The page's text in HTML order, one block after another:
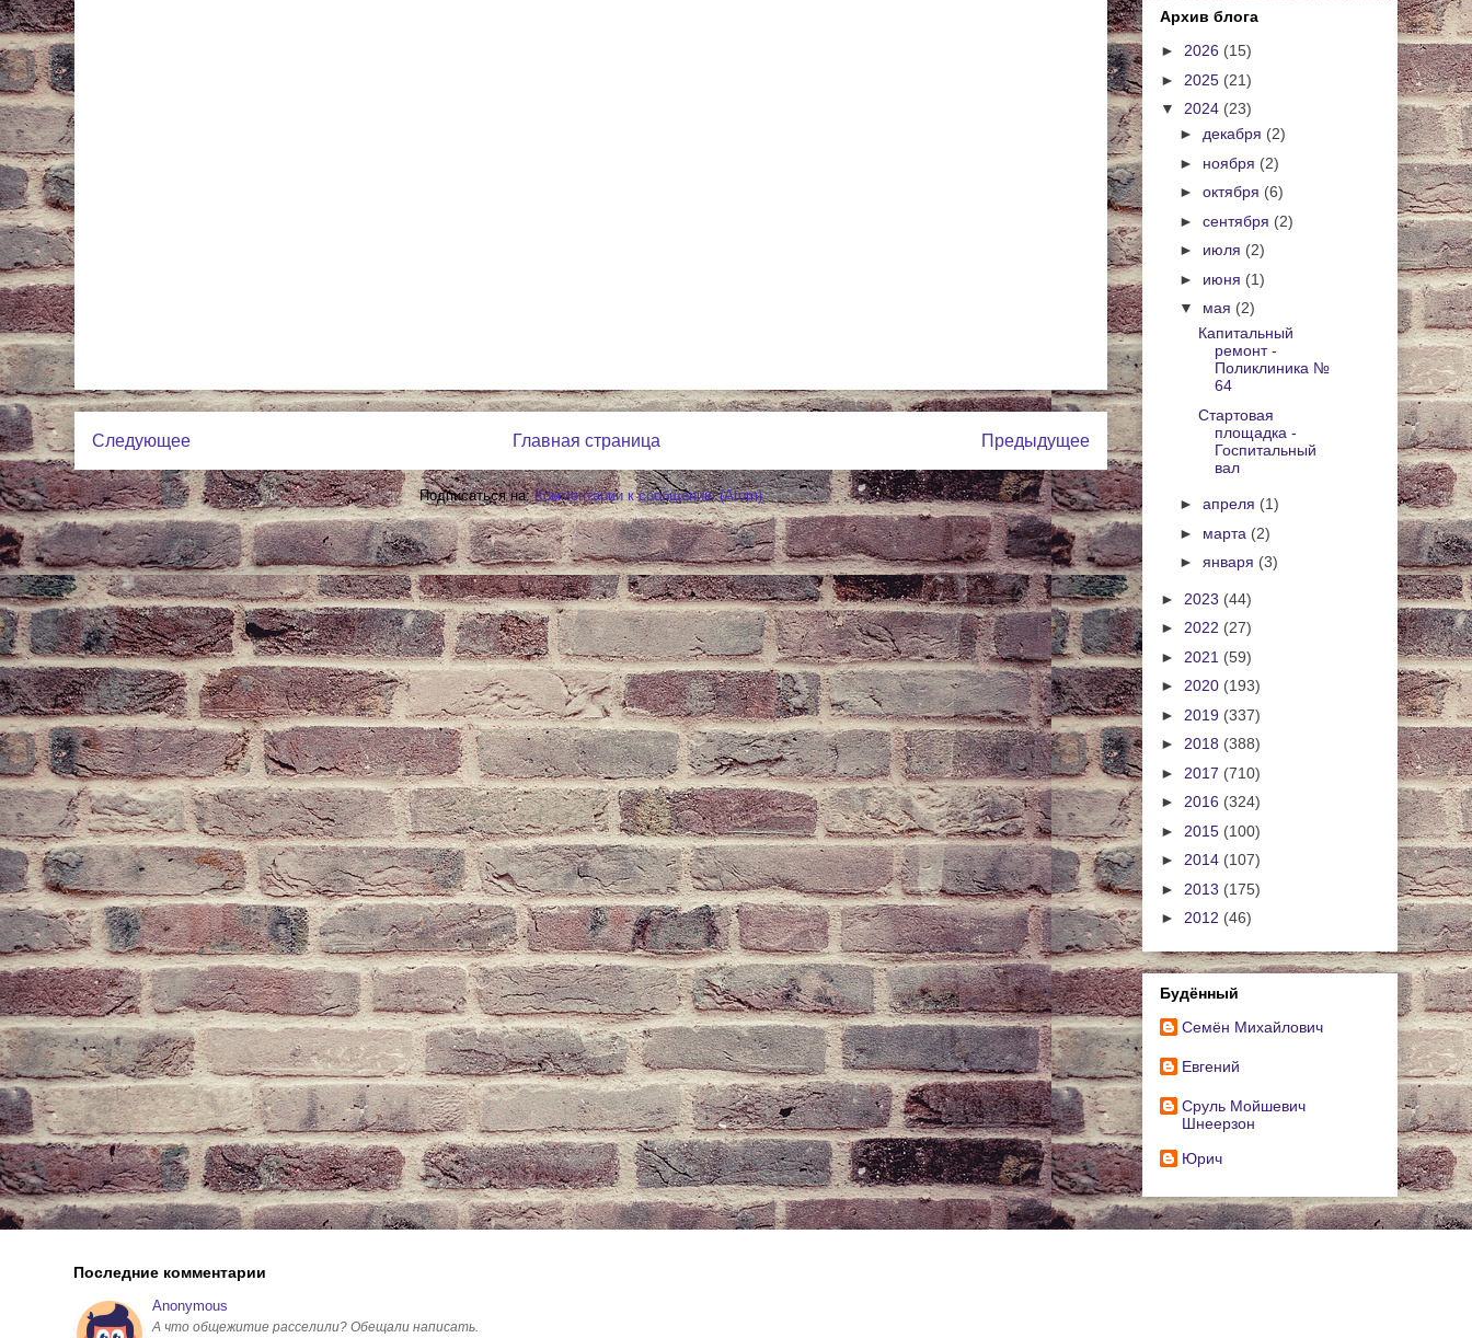
Следующее Предыдущее
Главная страница
Подписаться на:Комментарии к сообщению (Atom)
Архив блога
► 2026 (15)
► 2025 (21)
▼ 2024 (23)
► декабря (2)
► ноября (2)
► октября (6)
► сентября (2)
► июля (2)
► июня (1)
▼ мая (2)
Капитальный
ремонт -
Поликлиника №
64
Стартовая
площадка -
Госпитальный
вал
► апреля (1)
► марта (2)
► января (3)
► 2023 (44)
► 2022 (27)
► 2021 (59)
► 2020 (193)
► 2019 (337)
► 2018 (388)
► 2017 (710)
► 2016 (324)
► 2015 (100)
► 2014 (107)
► 2013 (175)
► 2012 (46)
Будённый
Cемён Михайлович
Евгений
Сруль Мойшевич
Шнеерзон
Юрич
Последние комментарии
Anonymous
А что общежитие расселили? Обещали написать.